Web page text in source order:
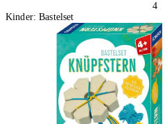
4
Kinder: Bastelset